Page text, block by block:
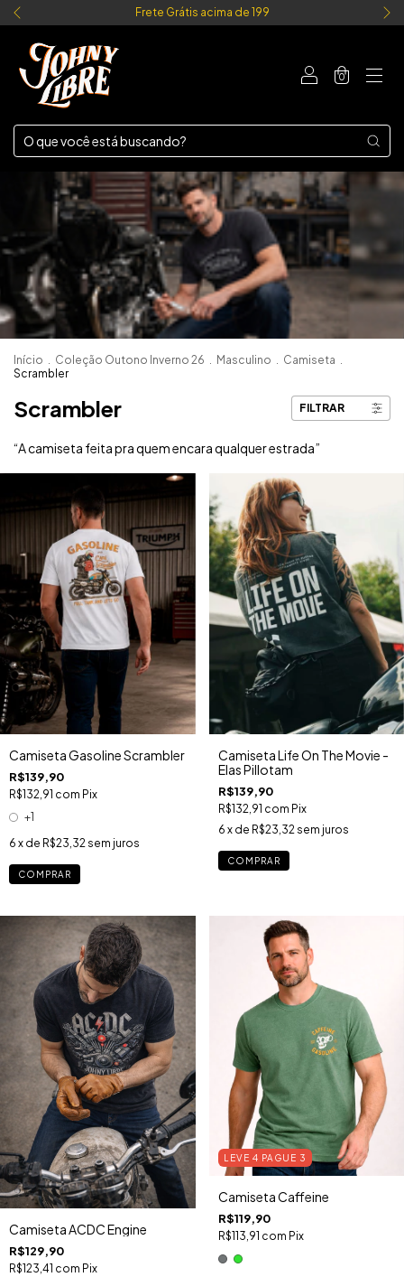
Frete Grátis acima de 199
0
Início . Coleção Outono Inverno 26 . Masculino . Camiseta .
Scrambler
Scrambler FILTRAR
“A camiseta feita pra quem encara qualquer estrada”
Camiseta Gasoline Scrambler
R$139,90
R$132,91 com Pix
+1
6 x de R$23,32 sem juros
COMPRAR
Camiseta Life On The Movie -
Elas Pillotam
R$139,90
R$132,91 com Pix
6 x de R$23,32 sem juros
COMPRAR
Camiseta ACDC Engine
R$129,90
R$123,41 com Pix
LEVE 4 PAGUE 3
Camiseta Caffeine
R$119,90
R$113,91 com Pix